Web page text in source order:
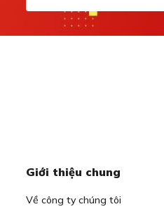
Giới thiệu chung
Về công ty chúng tôi